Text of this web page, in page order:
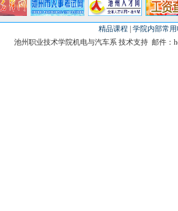
精品课程
学院内部常
池州职业技术学院机电与汽车系 技术支持 邮件：